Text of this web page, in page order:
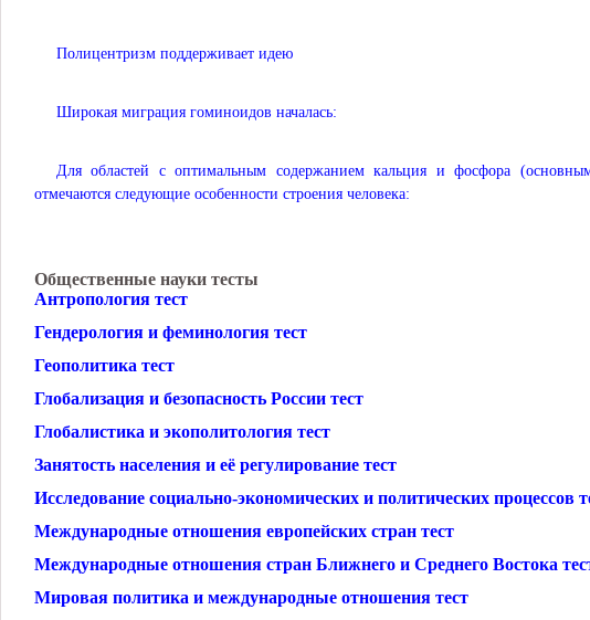
Полицентризм поддерживает идею
Широкая миграция гоминоидов началась:
Для областей с оптимальным содержанием кальция и фосфора
отмечаются следующие особенности строения человека:
Общественные науки тесты
Антропология тест
Гендерология и феминология тест
Геополитика тест
Глобализация и безопасность России тест
Глобалистика и экополитология тест
Занятость населения и её регулирование тест
Исследование социально-экономических и политических процессов
Международные отношения европейских стран тест
Международные отношения стран Ближнего и Среднего Востока
Мировая политика и международные отношения тест